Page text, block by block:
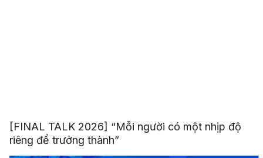
[FINAL TALK 2026] “Mỗi người có một nhịp độ
riêng để trưởng thành”